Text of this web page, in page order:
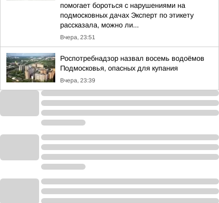
помогает бороться с нарушениями на
подмосковных дачах Эксперт по этикету
рассказала, можно ли...
Вчера, 23:51
Роспотребнадзор назвал восемь водоёмов
Подмосковья, опасных для купания
Вчера, 23:39